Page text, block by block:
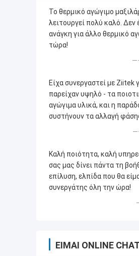
Το θερμικό αγώγιμο
λειτουργεί πολύ καλό. Δεν
ανάγκη για άλλο θερμικό
τώρα!
Είχα συνεργαστεί με Ziitek
παρείχαν υψηλό - τα
αγώγιμα υλικά, και η
συστήνουν τα αλλαγή
Καλή ποιότητα, καλή
σας μας δίνει πάντα τη
επίλυση, ελπίδα που θα
συνεργάτης όλη την ώρα!
ΕΊΜΑΙ ONLINE